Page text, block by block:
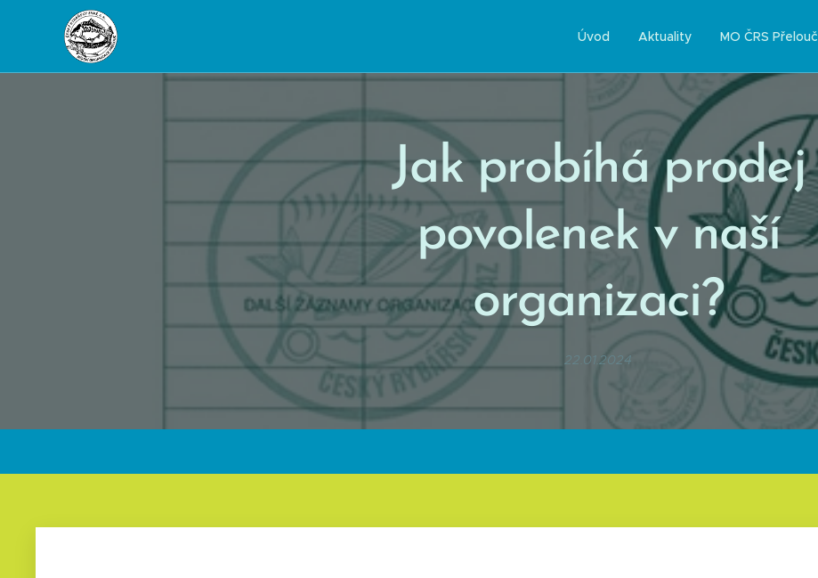
Úvod Aktuality MO ČRS Přelouč
Jak probíhá prodej
povolenek v naší
organizaci?
22.01.2024